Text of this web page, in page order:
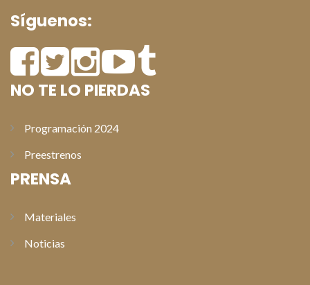
Síguenos:
NO TE LO PIERDAS
Programación 2024
Preestrenos
PRENSA
Materiales
Noticias